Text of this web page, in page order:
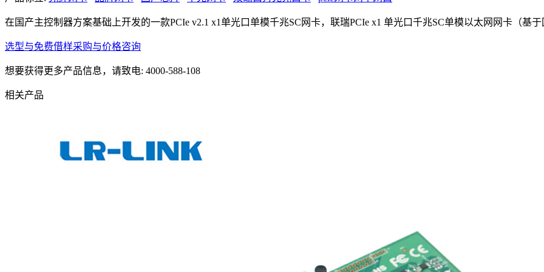
在国产主控制器方案基础上开发的一款PCIe v2.1 x1单光口单模千兆SC网卡，联瑞PCIe x1 单光口千兆SC单模以太网网卡（基于
选型与免费借样采购与价格咨询
想要获得更多产品信息，请致电: 4000-588-108
相关产品